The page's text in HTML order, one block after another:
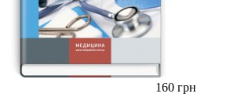
160 грн